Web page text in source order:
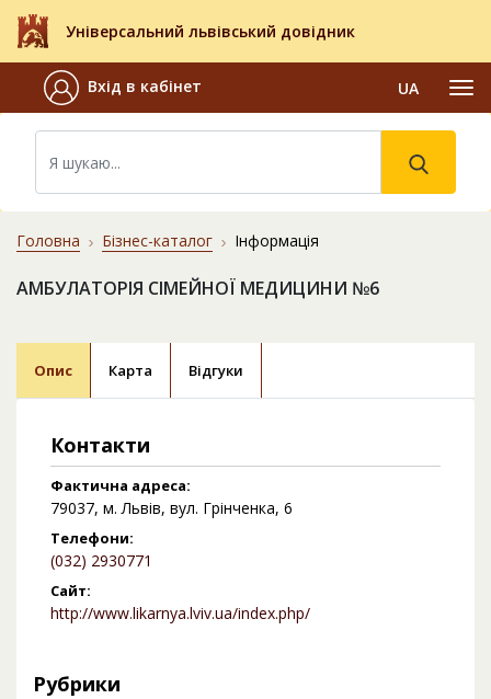
Універсальний львівський довідник
Вхід в кабінет UA
Головна Бізнес-каталог Інформація
АМБУЛАТОРІЯ СІМЕЙНОЇ МЕДИЦИНИ №6
Опис Карта Відгуки
Контакти
Фактична адреса:
79037, м. Львів, вул. Грінченка, 6
Телефони:
(032) 2930771
Сайт:
http://www.likarnya.lviv.ua/index.php/
Рубрики